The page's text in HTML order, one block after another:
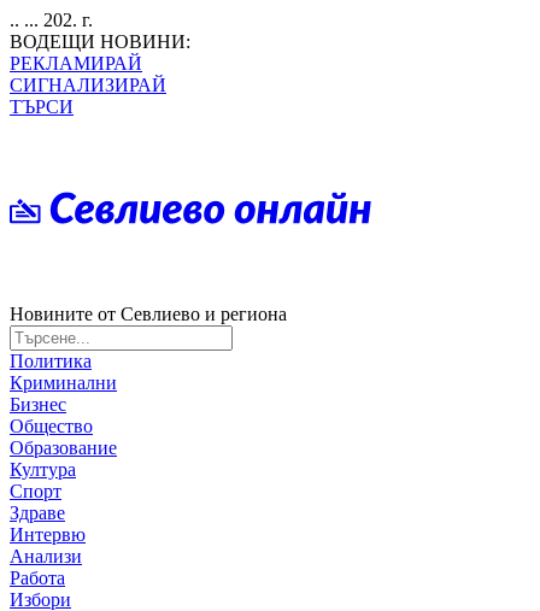
.. ... 202. г.
ВОДЕЩИ НОВИНИ:
РЕКЛАМИРАЙ
СИГНАЛИЗИРАЙ
ТЪРСИ
Новините от Севлиево и региона
Политика
Криминални
Бизнес
Общество
Образование
Култура
Спорт
Здраве
Интервю
Анализи
Работа
Избори